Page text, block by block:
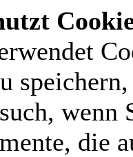
wenn
die